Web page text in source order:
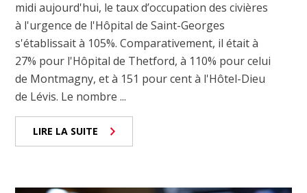
midi aujourd'hui, le taux d’occupation des civières
à l'urgence de l'Hôpital de Saint-Georges
s'établissait à 105%. Comparativement, il était à
27% pour l'Hôpital de Thetford, à 110% pour celui
de Montmagny, et à 151 pour cent à l'Hôtel-Dieu
de Lévis. Le nombre ...
LIRE LA SUITE